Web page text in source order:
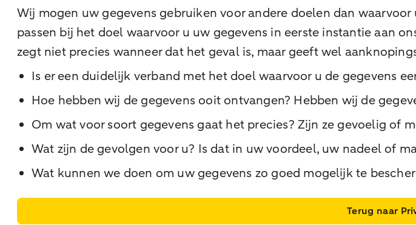
Wij mogen uw gegevens gebruiken voor andere doelen dan
passen bij het doel waarvoor u uw gegevens in eerste instantie aan
zegt niet precies wanneer dat het geval is, maar geeft wel
Is er een duidelijk verband met het doel waarvoor u de gegevens
Hoe hebben wij de gegevens ooit ontvangen? Hebben wij de
Om wat voor soort gegevens gaat het precies? Zijn ze gevoelig of
Wat zijn de gevolgen voor u? Is dat in uw voordeel, uw nadeel of
Wat kunnen we doen om uw gegevens zo goed mogelijk te
Terug naar